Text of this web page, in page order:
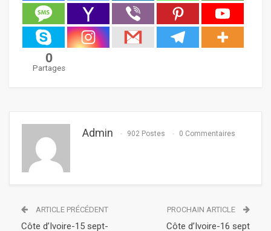
0
Partages
Admin 902 Postes 0 Commentaires
ARTICLE PRÉCÉDENT
Côte d’Ivoire-15 sept-
PROCHAIN ARTICLE
Côte d’Ivoire-16 sept